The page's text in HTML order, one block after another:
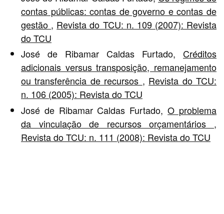
contas públicas: contas de governo e contas de
gestão , Revista do TCU: n. 109 (2007): Revista
do TCU
José de Ribamar Caldas Furtado, Créditos
adicionais versus transposição, remanejamento
ou transferência de recursos , Revista do TCU:
n. 106 (2005): Revista do TCU
José de Ribamar Caldas Furtado,O problema
da vinculação de recursos orçamentários ,
Revista do TCU: n. 111 (2008): Revista do TCU